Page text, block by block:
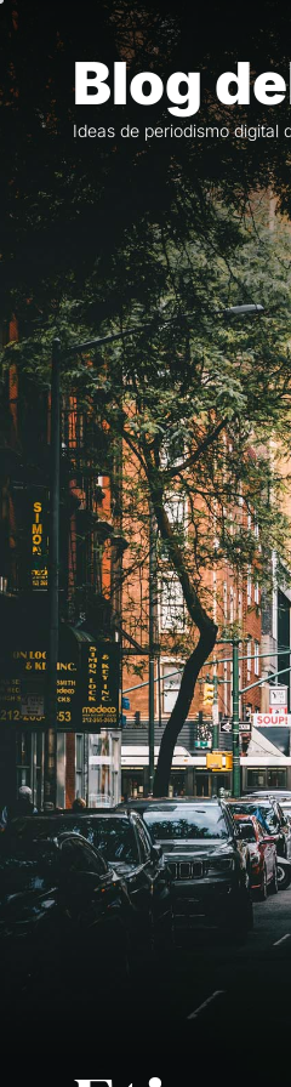
Saltar
contenidoBlog
Ideas de periodismo digital